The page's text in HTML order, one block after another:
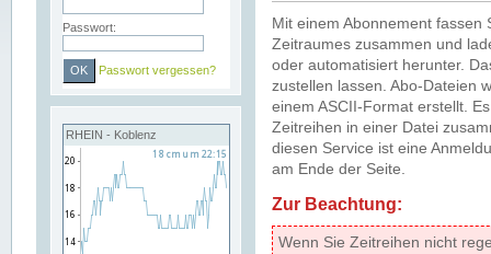
Passwort:
Passwort vergessen?
RHEIN - Koblenz
Mit einem Abonnement
Zeitraumes zusammen und
oder automatisiert herunter.
zustellen lassen. Abo-Dateien
einem ASCII-Format erstellt.
Zeitreihen in einer Datei
diesen Service ist eine
am Ende der Seite.
Zur Beachtung:
Wenn Sie Zeitreihen nicht